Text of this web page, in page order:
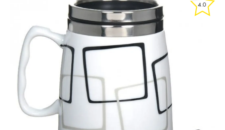
4.0